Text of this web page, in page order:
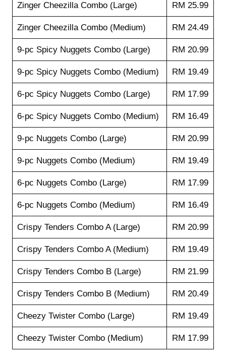
Zinger Cheezilla Combo (Large) RM 25.99
Zinger Cheezilla Combo (Medium) RM 24.49
9-pc Spicy Nuggets Combo (Large) RM 20.99
9-pc Spicy Nuggets Combo (Medium) RM 19.49
6-pc Spicy Nuggets Combo (Large) RM 17.99
6-pc Spicy Nuggets Combo (Medium) RM 16.49
9-pc Nuggets Combo (Large) RM 20.99
9-pc Nuggets Combo (Medium) RM 19.49
6-pc Nuggets Combo (Large) RM 17.99
6-pc Nuggets Combo (Medium) RM 16.49
Crispy Tenders Combo A (Large) RM 20.99
Crispy Tenders Combo A (Medium) RM 19.49
Crispy Tenders Combo B (Large) RM 21.99
Crispy Tenders Combo B (Medium) RM 20.49
Cheezy Twister Combo (Large) RM 19.49
Cheezy Twister Combo (Medium) RM 17.99